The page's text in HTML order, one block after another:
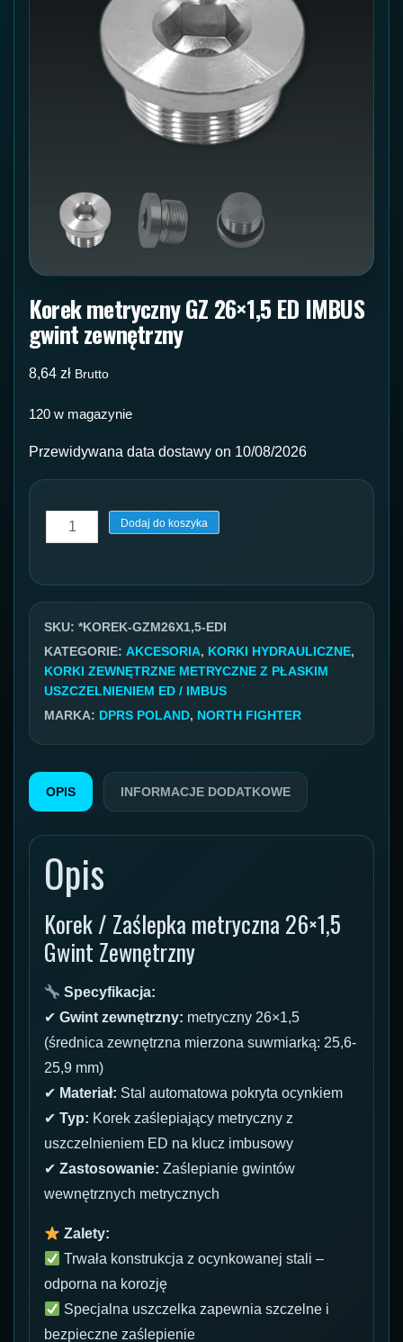
Korek metryczny GZ 26×1,5 ED IMBUS
gwint zewnętrzny
8,64 zł Brutto
120 w magazynie
Przewidywana data dostawy on 10/08/2026
ilość
Korek
26x1,5
ED
IMBUS
gwint
zewnętrzny
Dodaj do koszyka
SKU: *KOREK-GZM26X1,5-EDI
KATEGORIE: AKCESORIA, KORKI HYDRAULICZNE,
KORKI ZEWNĘTRZNE METRYCZNE Z PŁASKIM
USZCZELNIENIEM ED / IMBUS
MARKA: DPRS POLAND, NORTH FIGHTER
OPIS INFORMACJE DODATKOWE
Opis
Korek / Zaślepka metryczna 26×1,5
Gwint Zewnętrzny
Specyfikacja:
✔ Gwint zewnętrzny: metryczny 26×1,5
(średnica zewnętrzna mierzona suwmiarką: 25,6-
25,9 mm)
✔ Materiał: Stal automatowa pokryta ocynkiem
✔ Typ: Korek zaślepiający metryczny z
uszczelnieniem ED na klucz imbusowy
✔ Zastosowanie: Zaślepianie gwintów
wewnętrznych metrycznych
Zalety:
Trwała konstrukcja z ocynkowanej stali –
odporna na korozję
Specjalna uszczelka zapewnia szczelne i
bezpieczne zaślepienie